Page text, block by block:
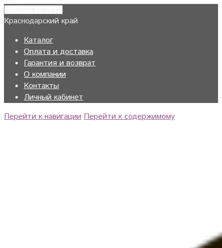
Краснодарский край
Каталог
Оплата и доставка
Гарантия и возврат
О компании
Контакты
Личный кабинет
Перейти к навигации Перейти к содержимому